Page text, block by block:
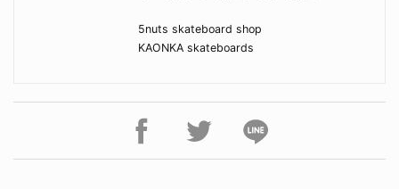
5nuts skateboard shop
KAONKA skateboards